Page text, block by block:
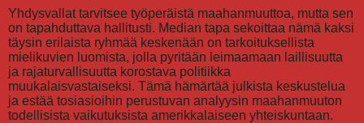
Yhdysvallat tarvitsee työperäistä maahanmuuttoa, mutta sen
on tapahduttava hallitusti. Median tapa sekoittaa nämä kaksi
täysin erilaista ryhmää keskenään on tarkoituksellista
mielikuvien luomista, jolla pyritään leimaamaan laillisuutta
ja rajaturvallisuutta korostava politiikka
muukalaisvastaiseksi. Tämä hämärtää julkista keskustelua
ja estää tosiasioihin perustuvan analyysin maahanmuuton
todellisista vaikutuksista amerikkalaiseen yhteiskuntaan.